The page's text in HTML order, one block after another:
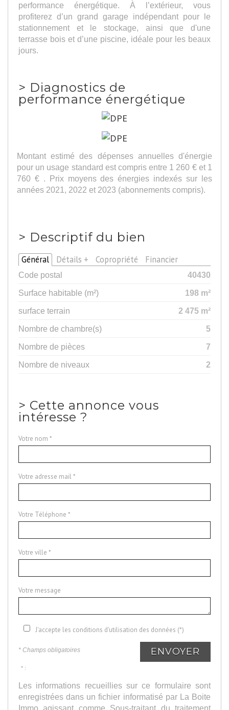
performance énergétique. À l’extérieur, vous
profiterez d’un grand garage indépendant pour le
stationnement et le stockage, ainsi que d'une
terrasse bois et d’une piscine, idéale pour les beaux
jours.
> Diagnostics de
performance énergétique
Montant estimé des dépenses annuelles d'énergie
pour un usage standard est compris entre 1 260 € et 1
760 € . Prix moyens des énergies indexés sur les
années 2021, 2022 et 2023 (abonnements compris).
> Descriptif du bien
Général Détails + Copropriété Financier
Code postal
40430
Surface habitable (m²)
198 m²
surface terrain
2 475 m²
Nombre de chambre(s)
5
Nombre de pièces
7
Nombre de niveaux
2
> Cette annonce vous
intéresse ?
Votre nom *
Votre adresse mail *
Votre Téléphone *
Votre ville *
Votre message
J'accepte les conditions d'utilisation des données (*)
* Champs obligatoires ENVOYER
* :
Les informations recueillies sur ce formulaire sont
enregistrées dans un fichier informatisé par La Boite
Immo agissant comme Sous-traitant du traitement